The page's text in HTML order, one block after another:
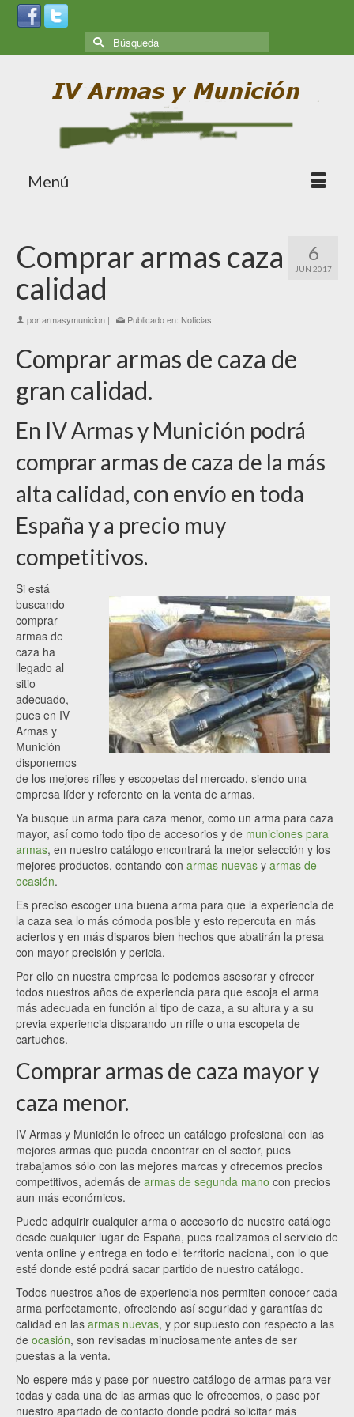
Menú
6
JUN 2017
Comprar armas caza
calidad
porarmasymunicion | Publicado en: Noticias |
Comprar armas de caza de
gran calidad.
En IV Armas y Munición podrá
comprar armas de caza de la más
alta calidad, con envío en toda
España y a precio muy
competitivos.
Si está
buscando
comprar
armas de
caza ha
llegado al
sitio
adecuado,
pues en IV
Armas y
Munición
disponemos
de los mejores rifles y escopetas del mercado, siendo una
empresa líder y referente en la venta de armas.
Ya busque un arma para caza menor, como un arma para caza
mayor, así como todo tipo de accesorios y de municiones para
armas, en nuestro catálogo encontrará la mejor selección y los
mejores productos, contando con armas nuevas y armas de
ocasión.
Es preciso escoger una buena arma para que la experiencia de
la caza sea lo más cómoda posible y esto repercuta en más
aciertos y en más disparos bien hechos que abatirán la presa
con mayor precisión y pericia.
Por ello en nuestra empresa le podemos asesorar y ofrecer
todos nuestros años de experiencia para que escoja el arma
más adecuada en función al tipo de caza, a su altura y a su
previa experiencia disparando un rifle o una escopeta de
cartuchos.
Comprar armas de caza mayor y
caza menor.
IV Armas y Munición le ofrece un catálogo profesional con las
mejores armas que pueda encontrar en el sector, pues
trabajamos sólo con las mejores marcas y ofrecemos precios
competitivos, además de armas de segunda mano con precios
aun más económicos.
Puede adquirir cualquier arma o accesorio de nuestro catálogo
desde cualquier lugar de España, pues realizamos el servicio de
venta online y entrega en todo el territorio nacional, con lo que
esté donde esté podrá sacar partido de nuestro catálogo.
Todos nuestros años de experiencia nos permiten conocer cada
arma perfectamente, ofreciendo así seguridad y garantías de
calidad en las armas nuevas, y por supuesto con respecto a las
de ocasión, son revisadas minuciosamente antes de ser
puestas a la venta.
No espere más y pase por nuestro catálogo de armas para ver
todas y cada una de las armas que le ofrecemos, o pase por
nuestro apartado de contacto donde podrá solicitar más